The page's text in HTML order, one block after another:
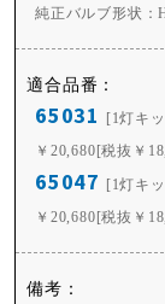
純正バルブ形状：
65031 [1灯キ
￥20,680[税抜￥
65047 [1灯キ
￥20,680[税抜￥